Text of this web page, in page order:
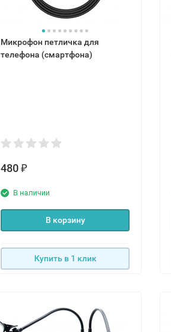
Микрофон петличка для
телефона (смартфона)
480 ₽
В наличии
В корзину
Купить в 1 клик